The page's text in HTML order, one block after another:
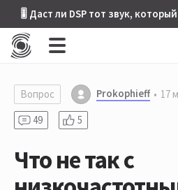
🎚 Даст ли DSP тот звук,
Вопрос Prokophieff
17
49
5
Что не так с